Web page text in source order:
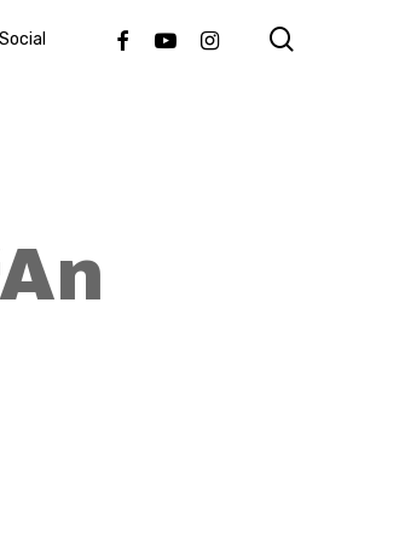
Social FacebookYoutubeInstagram